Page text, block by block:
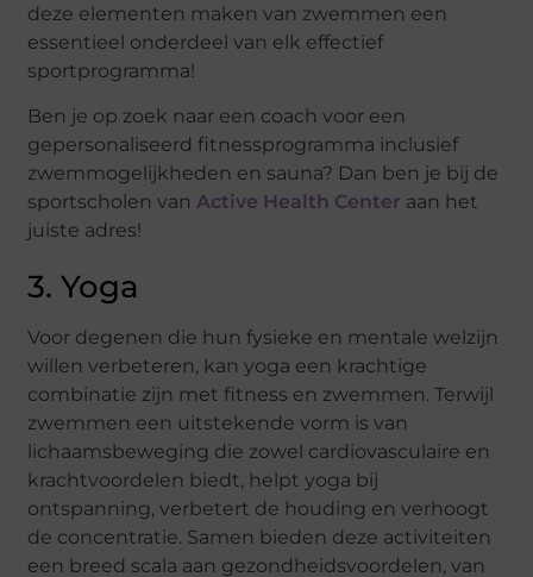
deze elementen maken van zwemmen een
essentieel onderdeel van elk effectief
sportprogramma!
Ben je op zoek naar een coach voor een
gepersonaliseerd fitnessprogramma inclusief
zwemmogelijkheden en sauna? Dan ben je bij de
sportscholen vanActive Health Center aan het
juiste adres!
3. Yoga
Voor degenen die hun fysieke en mentale welzijn
willen verbeteren, kan yoga een krachtige
combinatie zijn met fitness en zwemmen. Terwijl
zwemmen een uitstekende vorm is van
lichaamsbeweging die zowel cardiovasculaire en
krachtvoordelen biedt, helpt yoga bij
ontspanning, verbetert de houding en verhoogt
de concentratie. Samen bieden deze activiteiten
een breed scala aan gezondheidsvoordelen, van